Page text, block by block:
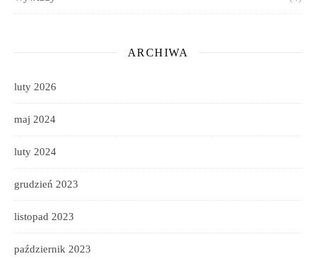
ARCHIWA
luty 2026
maj 2024
luty 2024
grudzień 2023
listopad 2023
październik 2023